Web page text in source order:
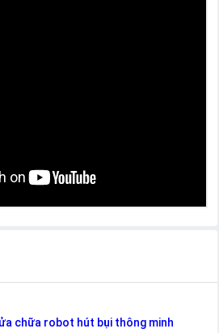
chữa robot hút bụi thông minh